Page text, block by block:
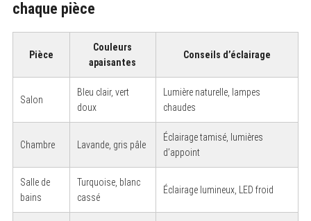
chaque pièce
Pièce
Couleurs
apaisantes
Conseils d’éclairage
Salon
Bleu clair, vert
doux
Lumière naturelle, lampes
chaudes
Chambre Lavande, gris pâle
Éclairage tamisé, lumières
d’appoint
Salle de
bains
Turquoise, blanc
cassé
Éclairage lumineux, LED froid